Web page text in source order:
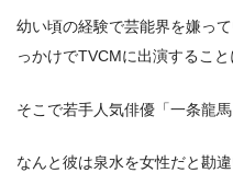
幼い頃の経験で芸能界を嫌っ
っかけでTVCMに出演すること
そこで若手人気俳優「一条龍
なんと彼は泉水を女性だと勘